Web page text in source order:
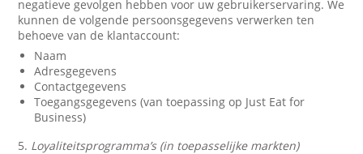
negatieve gevolgen hebben voor uw gebruikerservaring. We
kunnen de volgende persoonsgegevens verwerken ten
behoeve van de klantaccount:
Naam
Adresgegevens
Contactgegevens
Toegangsgegevens (van toepassing op Just Eat for
Business)
5. Loyaliteitsprogramma’s (in toepasselijke markten)